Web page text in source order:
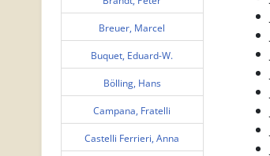
Breuer, Marcel
Buquet, Eduard-W.
Bölling, Hans
Campana, Fratelli
Castelli Ferrieri, Anna